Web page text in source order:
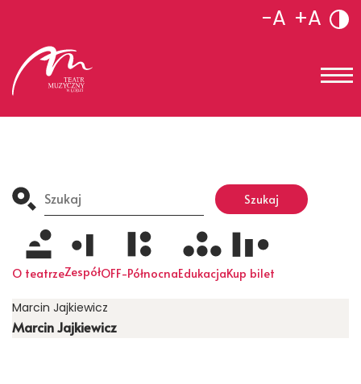
-A +A
for:
Szukaj
O teatrzeZespółOFF-PółnocnaEdukacjaKup bilet
Marcin Jajkiewicz
Marcin Jajkiewicz